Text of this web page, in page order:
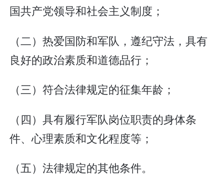
国共产党领导和社会主义制度；
（二）热爱国防和军队，遵纪守法，具有
良好的政治素质和道德品行；
（三）符合法律规定的征集年龄；
（四）具有履行军队岗位职责的身体条
件、心理素质和文化程度等；
（五）法律规定的其他条件。